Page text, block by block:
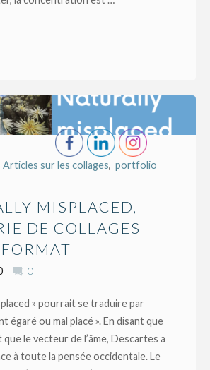
Articles sur les collages, portfolio
MISPLACED,
DE COLLAGES
0
» pourrait se traduire par
égaré ou mal placé ». En disant que
que le vecteur de l’âme, Descartes a
à toute la pensée occidentale. Le